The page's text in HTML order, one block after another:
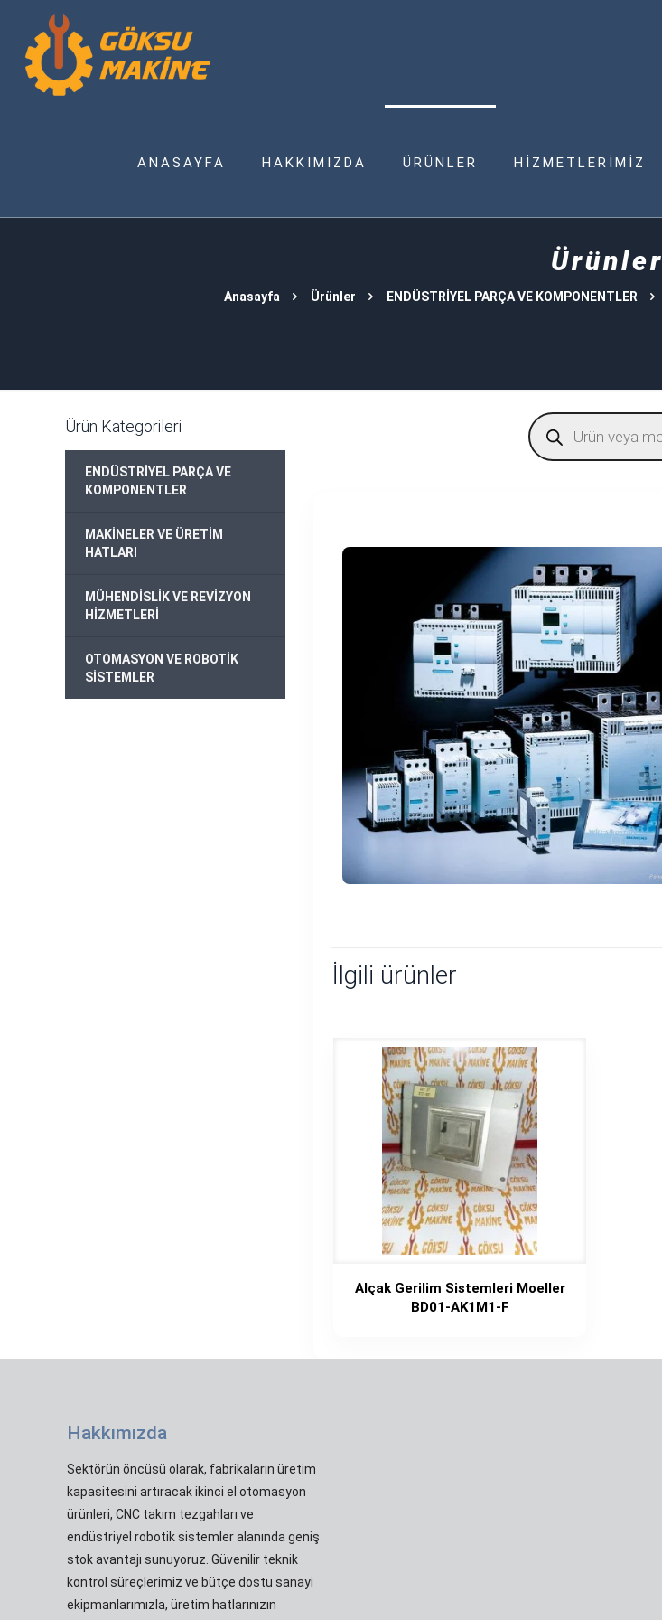
ANASAYFA HAKKIMIZDA ÜRÜNLER HİZMETLERİMİZ
Ürünler
Anasayfa Ürünler ENDÜSTRİYEL PARÇA VE KOMPONENTLER
Products
search
İlgili ürünler
Alçak Gerilim Sistemleri Moeller
BD01-AK1M1-F
Ürün Kategorileri
ENDÜSTRİYEL PARÇA VE
KOMPONENTLER
MAKİNELER VE ÜRETİM
HATLARI
MÜHENDİSLİK VE REVİZYON
HİZMETLERİ
OTOMASYON VE ROBOTİK
SİSTEMLER
Hakkımızda
Sektörün öncüsü olarak, fabrikaların üretim
kapasitesini artıracak ikinci el otomasyon
ürünleri, CNC takım tezgahları ve
endüstriyel robotik sistemler alanında geniş
stok avantajı sunuyoruz. Güvenilir teknik
kontrol süreçlerimiz ve bütçe dostu sanayi
ekipmanlarımızla, üretim hatlarınızın